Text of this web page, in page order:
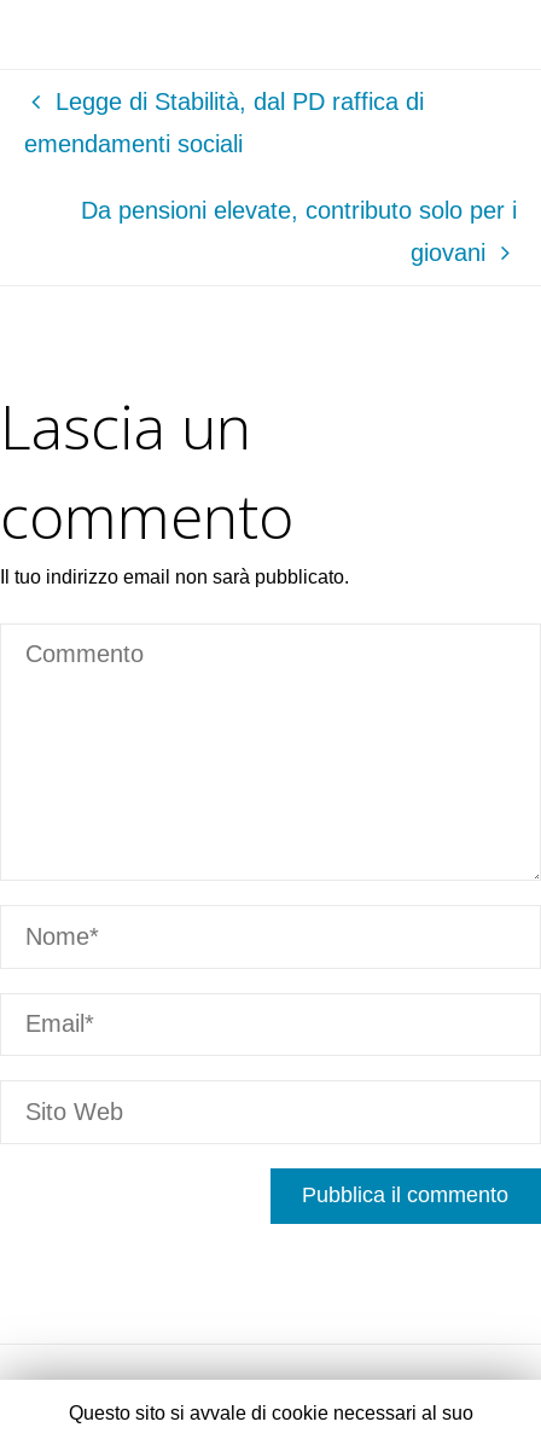
Legge di Stabilità, dal PD raffica di
emendamenti sociali
Da pensioni elevate, contributo solo per i
giovani
Lascia un
commento
Il tuo indirizzo email non sarà pubblicato.
Questo sito si avvale di cookie necessari al suo